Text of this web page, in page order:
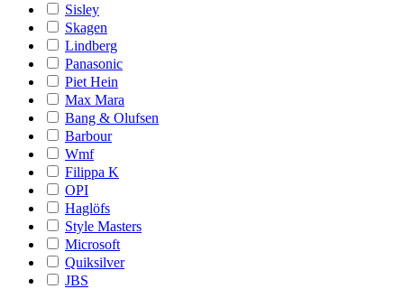
Sisley
Skagen
Lindberg
Panasonic
Piet Hein
Max Mara
Bang & Olufsen
Barbour
Wmf
Filippa K
OPI
Haglöfs
Style Masters
Microsoft
Quiksilver
JBS